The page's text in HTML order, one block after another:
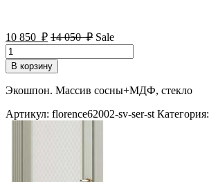
10 850 ₽ 14 050 ₽ Sale
Количество
товара
Дверь
межкомнатная
62002
В корзину
Экошпон. Массив сосны+МДФ, стекло
Артикул: florence62002-sv-ser-st Категория: